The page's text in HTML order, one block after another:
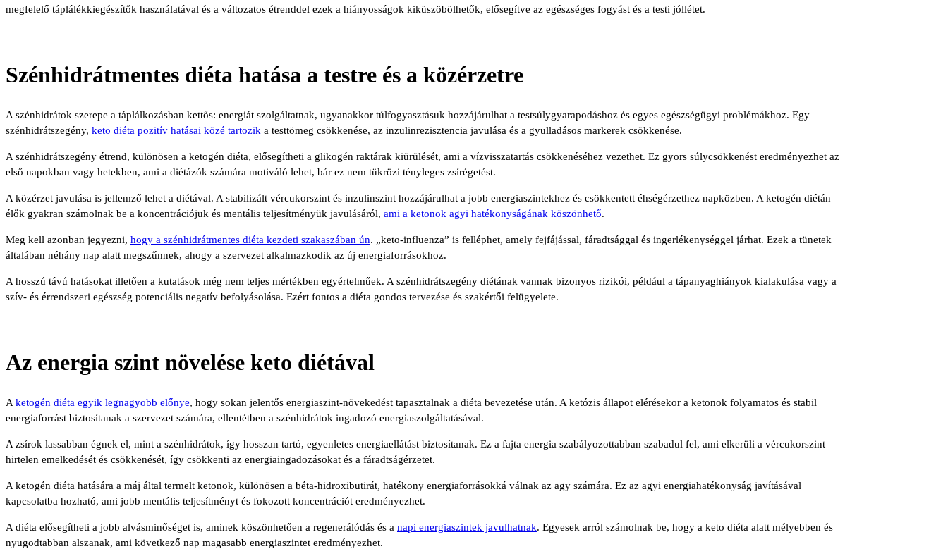
megfelelő táplálékkiegészítők használatával és a változatos étrenddel ezek a hiányosságok kiküszöbölhetők, elősegítve az egészséges fogyást és a testi jóllétet.
Szénhidrátmentes diéta hatása a testre és a közérzetre
A szénhidrátok szerepe a táplálkozásban kettős: energiát szolgáltatnak, ugyanakkor túlfogyasztásuk hozzájárulhat a testsúlygyarapodáshoz és egyes egészségügyi problémákhoz. Egy
szénhidrátszegény, keto diéta pozitív hatásai közé tartozik a testtömeg csökkenése, az inzulinrezisztencia javulása és a gyulladásos markerek csökkenése.
A szénhidrátszegény étrend, különösen a ketogén diéta, elősegítheti a glikogén raktárak kiürülését, ami a vízvisszatartás csökkenéséhez vezethet. Ez gyors súlycsökkenést eredményezhet az
első napokban vagy hetekben, ami a diétázók számára motiváló lehet, bár ez nem tükrözi tényleges zsírégetést.
A közérzet javulása is jellemző lehet a diétával. A stabilizált vércukorszint és inzulinszint hozzájárulhat a jobb energiaszintekhez és csökkentett éhségérzethez napközben. A ketogén diétán
élők gyakran számolnak be a koncentrációjuk és mentális teljesítményük javulásáról, ami a ketonok agyi hatékonyságának köszönhető.
Meg kell azonban jegyezni, hogy a szénhidrátmentes diéta kezdeti szakaszában ún. „keto-influenza” is felléphet, amely fejfájással, fáradtsággal és ingerlékenységgel járhat. Ezek a tünetek
általában néhány nap alatt megszűnnek, ahogy a szervezet alkalmazkodik az új energiaforrásokhoz.
A hosszú távú hatásokat illetően a kutatások még nem teljes mértékben egyértelműek. A szénhidrátszegény diétának vannak bizonyos rizikói, például a tápanyaghiányok kialakulása vagy a
szív- és érrendszeri egészség potenciális negatív befolyásolása. Ezért fontos a diéta gondos tervezése és szakértői felügyelete.
Az energia szint növelése keto diétával
A ketogén diéta egyik legnagyobb előnye, hogy sokan jelentős energiaszint-növekedést tapasztalnak a diéta bevezetése után. A ketózis állapot elérésekor a ketonok folyamatos és stabil
energiaforrást biztosítanak a szervezet számára, ellentétben a szénhidrátok ingadozó energiaszolgáltatásával.
A zsírok lassabban égnek el, mint a szénhidrátok, így hosszan tartó, egyenletes energiaellátást biztosítanak. Ez a fajta energia szabályozottabban szabadul fel, ami elkerüli a vércukorszint
hirtelen emelkedését és csökkenését, így csökkenti az energiaingadozásokat és a fáradtságérzetet.
A ketogén diéta hatására a máj által termelt ketonok, különösen a béta-hidroxibutirát, hatékony energiaforrásokká válnak az agy számára. Ez az agyi energiahatékonyság javításával
kapcsolatba hozható, ami jobb mentális teljesítményt és fokozott koncentrációt eredményezhet.
A diéta elősegítheti a jobb alvásminőséget is, aminek köszönhetően a regenerálódás és a napi energiaszintek javulhatnak. Egyesek arról számolnak be, hogy a keto diéta alatt mélyebben és
nyugodtabban alszanak, ami következő nap magasabb energiaszintet eredményezhet.